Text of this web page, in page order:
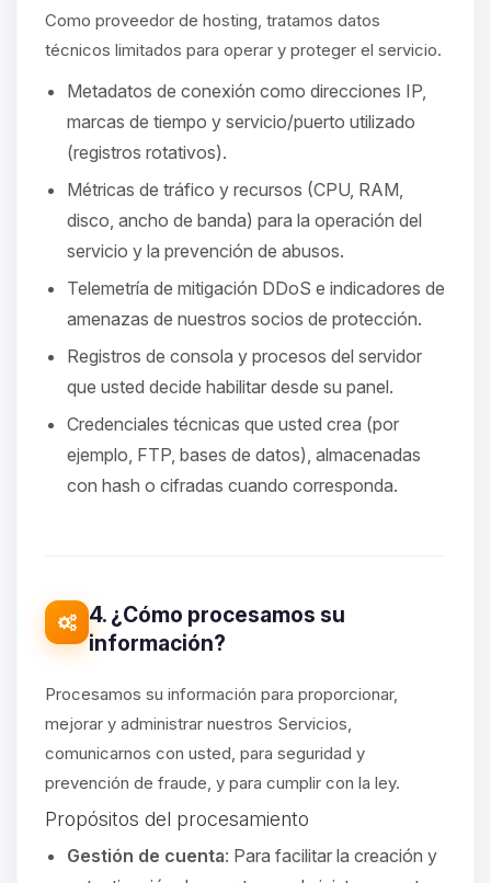
Como proveedor de hosting, tratamos datos
técnicos limitados para operar y proteger el servicio.
Metadatos de conexión como direcciones IP,
marcas de tiempo y servicio/puerto utilizado
(registros rotativos).
Métricas de tráfico y recursos (CPU, RAM,
disco, ancho de banda) para la operación del
servicio y la prevención de abusos.
Telemetría de mitigación DDoS e indicadores de
amenazas de nuestros socios de protección.
Registros de consola y procesos del servidor
que usted decide habilitar desde su panel.
Credenciales técnicas que usted crea (por
ejemplo, FTP, bases de datos), almacenadas
con hash o cifradas cuando corresponda.
4. ¿Cómo procesamos su
información?
Procesamos su información para proporcionar,
mejorar y administrar nuestros Servicios,
comunicarnos con usted, para seguridad y
prevención de fraude, y para cumplir con la ley.
Propósitos del procesamiento
Gestión de cuenta: Para facilitar la creación y
asistente de BoxToPlay. Cuentame
que necesitas y moveré mis